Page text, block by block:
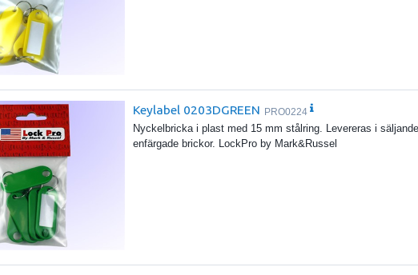
Keylabel 0203DGREEN PRO0224
Nyckelbricka i plast med 15 mm stålring. Levereras i
enfärgade brickor. LockPro by Mark&Russel